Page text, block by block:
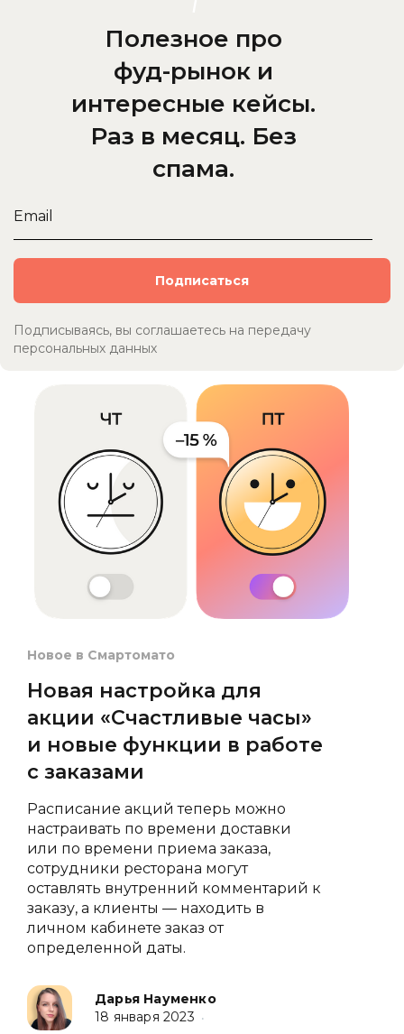
Полезное про
фуд-рыноки
интересные кейсы.
Раз в месяц. Без
спама.
Подписываясь, вы соглашаетесь на передачу
персональных данных
Новое в Смартомато
Новая настройка для
акции «Счастливые часы»
и новые функции в работе
с заказами
Расписание акций теперь можно
настраивать по времени доставки
или по времени приема заказа,
сотрудники ресторана могут
оставлять внутренний комментарий к
заказу, а клиенты — находить в
личном кабинете заказ от
определенной даты.
Дарья Науменко
18 января 2023 •